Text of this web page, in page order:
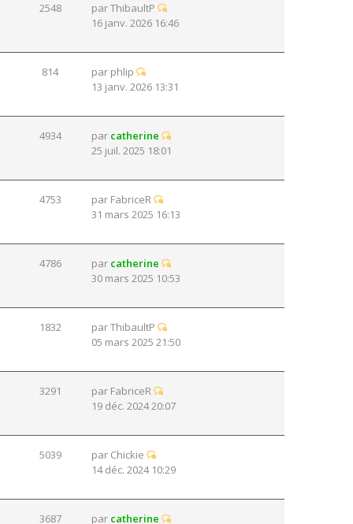
2548 parThibaultP
16 janv. 2026 16:46
814 par phlip
13 janv. 2026 13:31
4934 par catherine
25 juil. 2025 18:01
4753 par FabriceR
31 mars 2025 16:13
4786 par catherine
30 mars 2025 10:53
1832 parThibaultP
05 mars 2025 21:50
3291 par FabriceR
19 déc. 2024 20:07
5039 par Chickie
14 déc. 2024 10:29
3687 par catherine